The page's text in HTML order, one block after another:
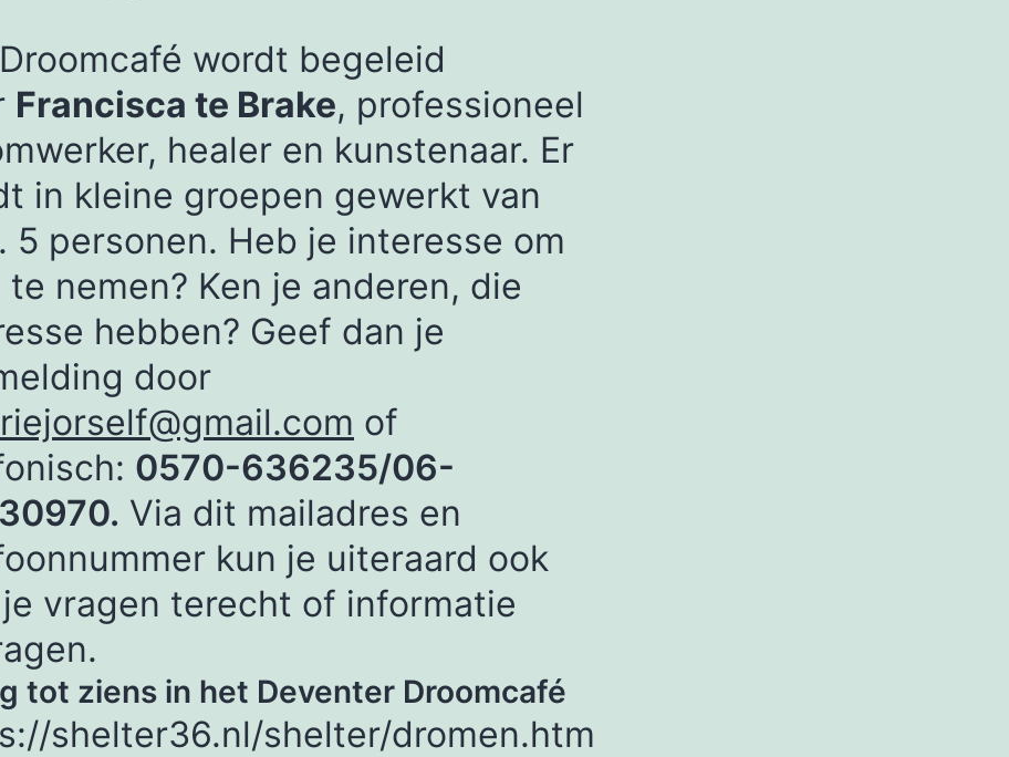
wordt begeleid
Francisca te Brake, professioneel
healer en kunstenaar. Er
in kleine groepen gewerkt van
5 personen. Heb je interesse om
te nemen? Ken je anderen, die
hebben? Geef dan je
door
of
0570-636235/06-
Via dit mailadres en
kun je uiteraard ook
vragen terecht of informatie
tot ziens in het Deventer Droomcafé
shelter36.nl/shelter/dromen.htm